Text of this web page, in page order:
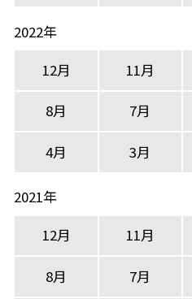
2022年
12月
11月
8月 7月
4月 3月
2021年
12月
11月
8月 7月